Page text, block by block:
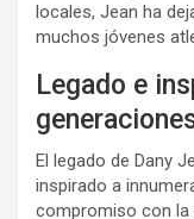
locales, Jean ha
muchos jóvenes
Legado e
El legado de Dany
inspirado a
compromiso con la